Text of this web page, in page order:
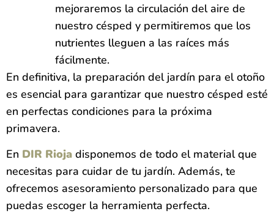
mejoraremos la circulación del aire de
nuestro césped y permitiremos que los
nutrientes lleguen a las raíces más
fácilmente.
En definitiva, la preparación del jardín para el otoño
es esencial para garantizar que nuestro césped esté
en perfectas condiciones para la próxima
primavera.
En DIR Rioja disponemos de todo el material que
necesitas para cuidar de tu jardín. Además, te
ofrecemos asesoramiento personalizado para que
puedas escoger la herramienta perfecta.